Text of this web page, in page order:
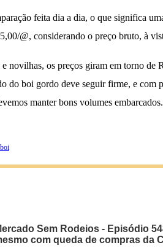
feita dia a dia, o que significa
@, considerando o preço bruto, à
novilhas, os preços giram em torno
do boi gordo deve seguir firme, e com
manter bons volumes embarcados.
Sem Rodeios - Episódio
com queda de compras da